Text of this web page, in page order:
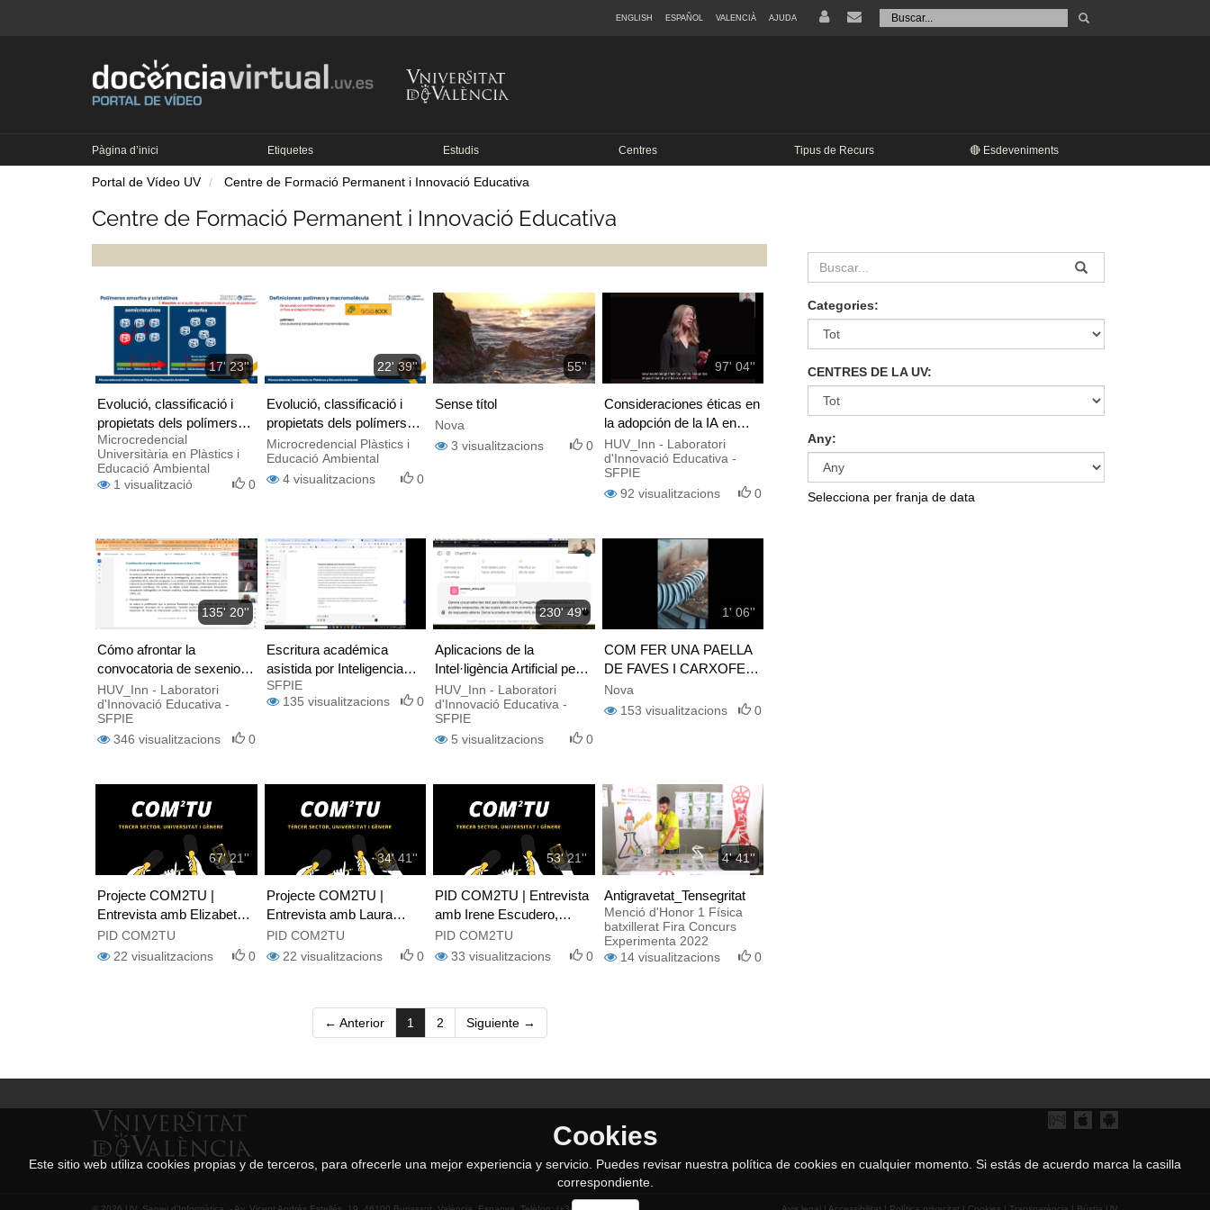
Buscar
Tramet
ENGLISH ESPAÑOL VALENCIÀ AJUDA
Pàgina d’inici Etiquetes Estudis Centres Tipus de Recurs 🔴 Esdeveniments
Portal de Vídeo UV Centre de Formació Permanent i Innovació Educativa
Centre de Formació Permanent i Innovació Educativa
17' 23''
Evolució, classificació i
propietats dels polímers
(part 2 de 4) - en castellà
Microcredencial
Universitària en Plàstics i
Educació Ambiental
1 visualització 0
22' 39''
Evolució, classificació i
propietats dels polímers
(part 1 de 4) - en castellà
Microcredencial Plàstics i
Educació Ambiental
4 visualitzacions 0
55''
Sense títol
Nova
3 visualitzacions 0
97' 04''
Consideraciones éticas en
la adopción de la IA en
Educación Superior
HUV_Inn - Laboratori
d'Innovació Educativa -
SFPIE
92 visualitzacions 0
135' 20''
Cómo afrontar la
convocatoria de sexenios.
Consejos y buenas
prácticas
HUV_Inn - Laboratori
d'Innovació Educativa -
SFPIE
346 visualitzacions 0
Escritura académica
asistida por Inteligencia
Artificial
SFPIE
135 visualitzacions 0
230' 49''
Aplicacions de la
Intel·ligència Artificial per a
la docència
HUV_Inn - Laboratori
d'Innovació Educativa -
SFPIE
5 visualitzacions 0
1' 06''
COM FER UNA PAELLA
DE FAVES I CARXOFES
VERSIÓ D'ONTINYENT
Nova
153 visualitzacions 0
67' 21''
Projecte COM2TU |
Entrevista amb Elizabeth
Diago, Espanyols
Científics en USA
PID COM2TU
22 visualitzacions 0
34' 41''
Projecte COM2TU |
Entrevista amb Laura
Biosca, gerent de l'ONG
Payasospital
PID COM2TU
22 visualitzacions 0
53' 21''
PID COM2TU | Entrevista
amb Irene Escudero,
responsable de Asamblea
de Cooperación Por la Paz
PID COM2TU
33 visualitzacions 0
4' 41''
Antigravetat_Tensegritat
Menció d'Honor 1 Física
batxillerat Fira Concurs
Experimenta 2022
14 visualitzacions 0
← Anterior 1 (current)
2 Siguiente →
Categories:
CENTRES DE LA UV:
Any:
Selecciona per franja de data
Cookies
Este sitio web utiliza cookies propias y de terceros, para ofrecerle una mejor experiencia y servicio. Puedes revisar nuestra política de cookies en cualquier momento. Si estás de acuerdo marca la casilla
correspondiente.